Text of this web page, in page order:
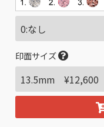
印面サイズ